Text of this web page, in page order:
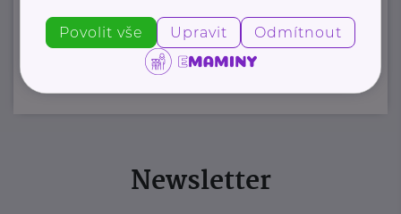
Zobrazit přehled společností
Newsletter
Povolit vše Upravit Odmítnout